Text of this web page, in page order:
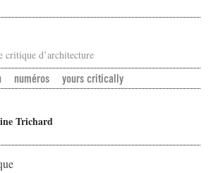
critique d’architecture
numéros yours critically
Trichard